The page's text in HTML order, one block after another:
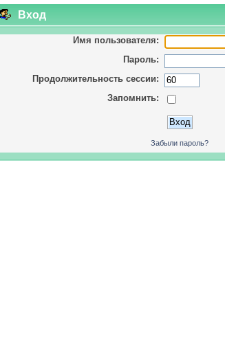
Вход
Имя пользователя:
Пароль:
Продолжительность сессии:
Запомнить:
Забыли пароль?